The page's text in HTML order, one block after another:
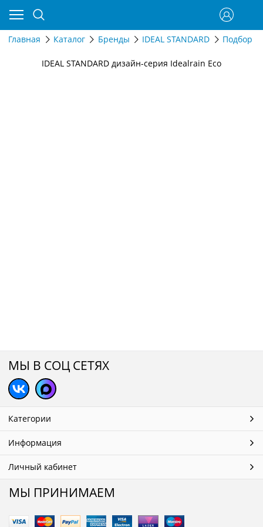
Главная Каталог Бренды IDEAL STANDARD Подбор
IDEAL STANDARD дизайн-серия Idealrain Eco
МЫ В СОЦ СЕТЯХ
Категории
Информация
Личный кабинет
МЫ ПРИНИМАЕМ